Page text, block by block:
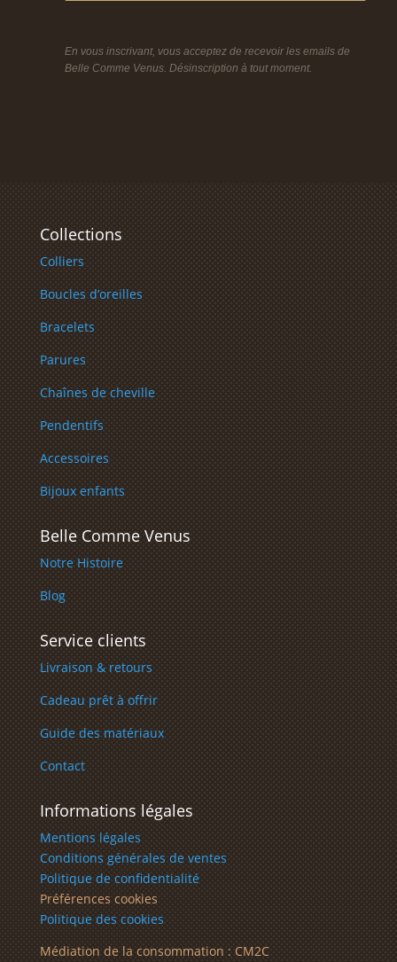
En vous inscrivant, vous acceptez de recevoir les emails de
Belle Comme Venus. Désinscription à tout moment.
Collections
Colliers
Boucles d’oreilles
Bracelets
Parures
Chaînes de cheville
Pendentifs
Accessoires
Bijoux enfants
Belle Comme Venus
Notre Histoire
Blog
Service clients
Livraison & retours
Cadeau prêt à offrir
Guide des matériaux
Contact
Informations légales
Mentions légales
Conditions générales de ventes
Politique de confidentialité
Préférences cookies
Politique des cookies
Médiation de la consommation : CM2C